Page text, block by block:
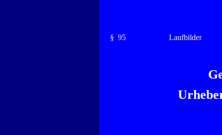
§ 95 Laufbilder